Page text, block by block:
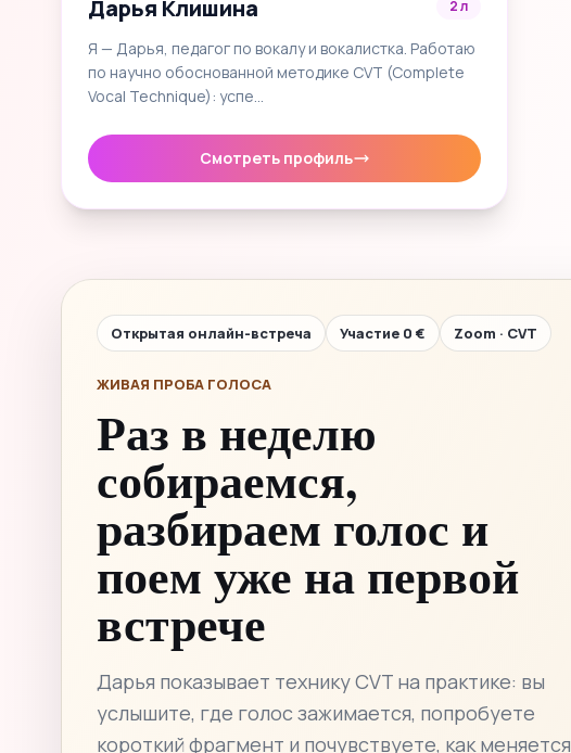
Дарья Клишина 2 л
Я — Дарья, педагог по вокалу и вокалистка. Работаю
по научно обоснованной методике CVT (Complete
Vocal Technique): успе…
Смотреть профиль
Открытая онлайн-встреча Участие 0 € Zoom · CVT
ЖИВАЯ ПРОБА ГОЛОСА
Раз в неделю
собираемся,
разбираем голос и
поем уже на первой
встрече
Дарья показывает технику CVT на практике: вы
услышите, где голос зажимается, попробуете
короткий фрагмент и почувствуете, как меняется